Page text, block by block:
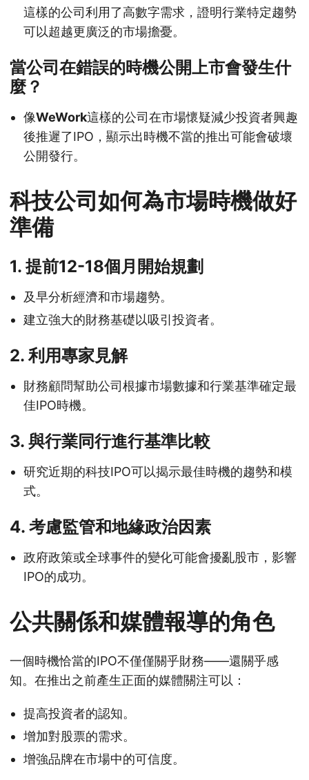
這樣的公司利用了高數字需求，證明行業特定趨勢
可以超越更廣泛的市場擔憂。
當公司在錯誤的時機公開上市會發生什
麼？
像WeWork這樣的公司在市場懷疑減少投資者興趣
後推遲了IPO，顯示出時機不當的推出可能會破壞
公開發行。
科技公司如何為市場時機做好
準備
1. 提前12-18個月開始規劃
及早分析經濟和市場趨勢。
建立強大的財務基礎以吸引投資者。
2. 利用專家見解
財務顧問幫助公司根據市場數據和行業基準確定最
佳IPO時機。
3. 與行業同行進行基準比較
研究近期的科技IPO可以揭示最佳時機的趨勢和模
式。
4. 考慮監管和地緣政治因素
政府政策或全球事件的變化可能會擾亂股市，影響
IPO的成功。
公共關係和媒體報導的角色
一個時機恰當的IPO不僅僅關乎財務——還關乎感
知。在推出之前產生正面的媒體關注可以：
提高投資者的認知。
增加對股票的需求。
增強品牌在市場中的可信度。